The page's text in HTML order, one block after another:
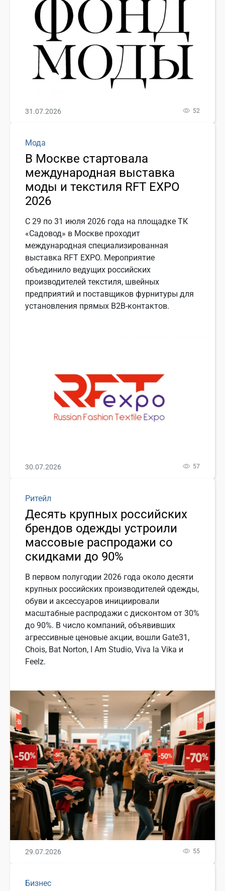
31.07.2026 52
Мода
В Москве стартовала
международная выставка
моды и текстиля RFT EXPO
2026
С 29 по 31 июля 2026 года на площадке ТК
«Садовод» в Москве проходит
международная специализированная
выставка RFT EXPO. Мероприятие
объединило ведущих российских
производителей текстиля, швейных
предприятий и поставщиков фурнитуры для
установления прямых B2B-контактов.
30.07.2026 57
Ритейл
Десять крупных российских
брендов одежды устроили
массовые распродажи со
скидками до 90%
В первом полугодии 2026 года около десяти
крупных российских производителей одежды,
обуви и аксессуаров инициировали
масштабные распродажи с дисконтом от 30%
до 90%. В число компаний, объявивших
агрессивные ценовые акции, вошли Gate31,
Chois, Bat Norton, I Am Studio, Viva la Vika и
Feelz.
29.07.2026 55
Бизнес